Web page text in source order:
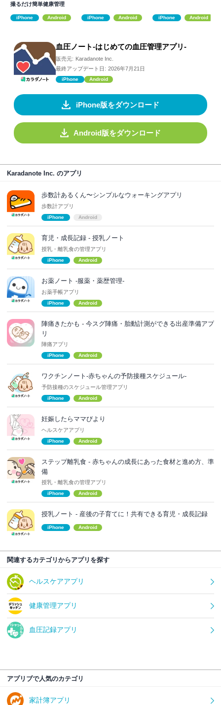
撮るだけ簡単健康管理
iPhone Android iPhone Android iPhone Android
血圧ノート-はじめての血圧管理アプリ-
販売元: Karadanote Inc.
最終アップデート日: 2026年7月21日
iPhone Android
iPhone版をダウンロード
Android版をダウンロード
Karadanote Inc. のアプリ
歩数計あるくん〜シンプルなウォーキングアプリ
歩数計アプリ
iPhone Android
育児・成長記録 - 授乳ノート
授乳・離乳食の管理アプリ
iPhone Android
お薬ノート -服薬・薬歴管理-
お薬手帳アプリ
iPhone Android
陣痛きたかも - 今スグ陣痛・胎動計測ができる出産準備アプ
リ
陣痛アプリ
iPhone Android
ワクチンノート-赤ちゃんの予防接種スケジュール-
予防接種のスケジュール管理アプリ
iPhone Android
妊娠したらママびより
ヘルスケアアプリ
iPhone Android
ステップ離乳食 - 赤ちゃんの成長にあった食材と進め方、準
備
授乳・離乳食の管理アプリ
iPhone Android
授乳ノート - 産後の子育てに！共有できる育児・成長記録
iPhone Android
関連するカテゴリからアプリを探す
ヘルスケアアプリ
健康管理アプリ
血圧記録アプリ
アプリブで人気のカテゴリ
家計簿アプリ